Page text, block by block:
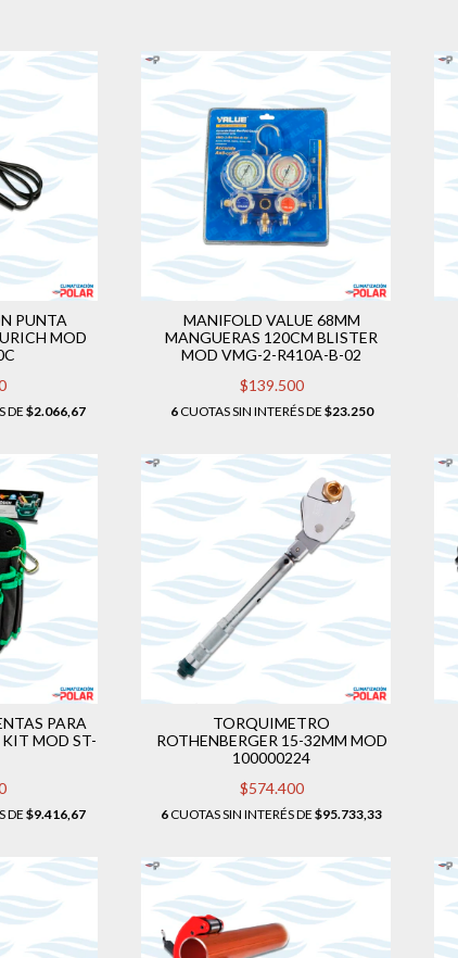
PUNTA
MOD
DE $2.066,67
MANIFOLD VALUE 68MM
MANGUERAS 120CM BLISTER
MOD VMG-2-R410A-B-02
$139.500
6CUOTAS SIN INTERÉS DE $23.250
PARA
MOD ST-
DE $9.416,67
TORQUIMETRO
ROTHENBERGER 15-32MM MOD
100000224
$574.400
6CUOTAS SIN INTERÉS DE$95.733,33